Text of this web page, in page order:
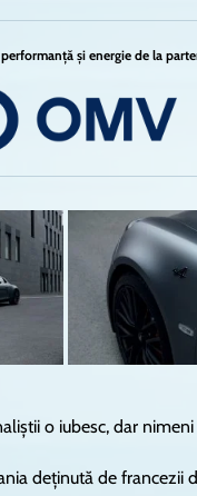
și energie de la
o iubesc, dar
deținută de